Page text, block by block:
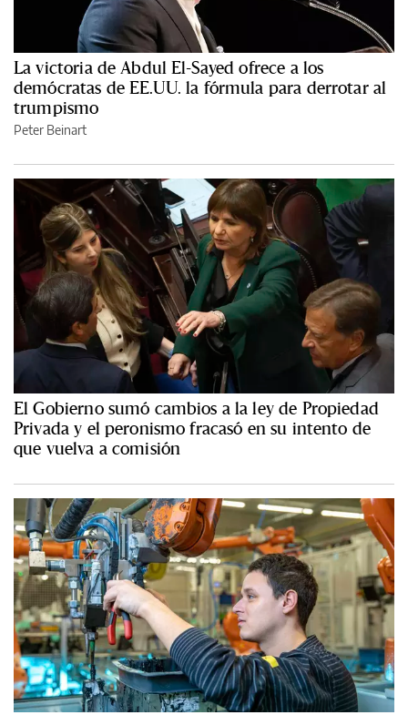
La victoria de Abdul El-Sayed ofrece a los
demócratas de EE.UU. la fórmula para derrotar al
trumpismo
Peter Beinart
El Gobierno sumó cambios a la ley de Propiedad
Privada y el peronismo fracasó en su intento de
que vuelva a comisión